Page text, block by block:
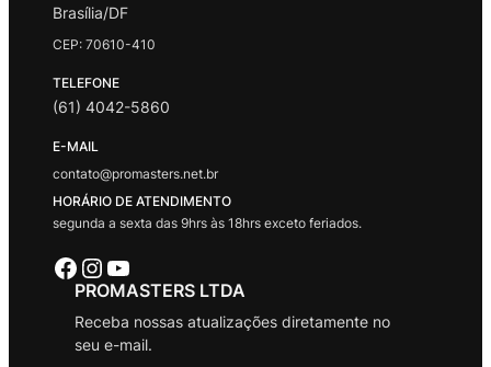
Brasília/DF
CEP: 70610-410
TELEFONE
(61) 4042-5860
E-MAIL
contato@promasters.net.br
HORÁRIO DE ATENDIMENTO
segunda a sexta das 9hrs às 18hrs exceto feriados.
Facebook Instagram Youtube
PROMASTERS LTDA
Receba nossas atualizações diretamente no
seu e-mail.